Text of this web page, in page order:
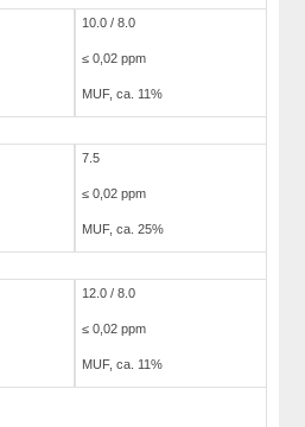
10.0 / 8.0
≤ 0,02 ppm
MUF, ca. 11%
7.5
≤ 0,02 ppm
MUF, ca. 25%
12.0 / 8.0
≤ 0,02 ppm
MUF, ca. 11%